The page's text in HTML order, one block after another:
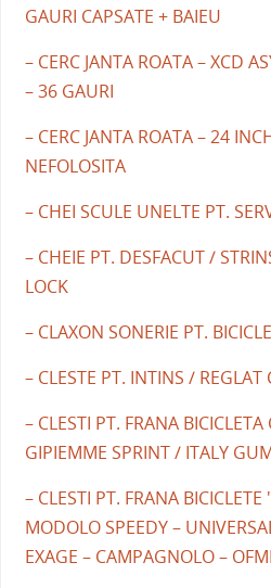
GAURI CAPSATE + BAIEU
– CERC JANTA ROATA – XCD
– 36 GAURI
– CERC JANTA ROATA – 24
NEFOLOSITA
– CHEI SCULE UNELTE PT.
– CHEIE PT. DESFACUT /
LOCK
– CLAXON SONERIE PT.
– CLESTE PT. INTINS / REGLAT
– CLESTI PT. FRANA BICICLETA
GIPIEMME SPRINT / ITALY
– CLESTI PT. FRANA
MODOLO SPEEDY –
EXAGE – CAMPAGNOLO –